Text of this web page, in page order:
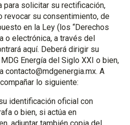
para solicitar su rectificación,
revocar su consentimiento, de
en la Ley (los “Derechos
o electrónica, a través del
aquí. Deberá dirigir su
Energía del Siglo XXI o bien,
contacto@mdgenergia.mx. A
lo siguiente:
identificación oficial con
o bien, si actúa en